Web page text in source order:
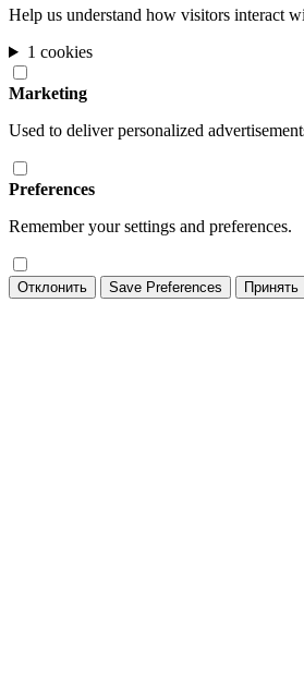
Help us understand how visitors interact
1 cookies
Marketing
Used to deliver personalized
Preferences
Remember your settings and preferences.
Отклонить Save Preferences Принять